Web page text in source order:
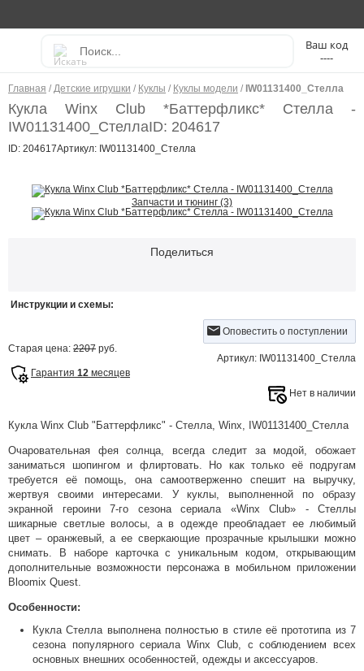
----
Главная / Детские игрушки / Куклы / Куклы модели / IW01131400_Стелла
Кукла Winx Club *Баттерфликс* Стелла -
IW01131400_СтеллаID: 204617
ID: 204617Артикул: IW01131400_Стелла
Запчасти и тюнинг (3)
Поделиться
Инструкции и схемы:
Оповестить о поступлении
Старая цена: 2207 руб.
Артикул: IW01131400_Стелла
Гарантия 12 месяцев
Нет в наличии
Кукла Winx Club "Баттерфликс" - Стелла, Winx, IW01131400_Стелла
Очаровательная фея солнца, всегда следит за модой, обожает
заниматься шопингом и флиртовать. Но как только её подругам
требуется её помощь, она самоотверженно спешит на выручку,
жертвуя своими интересами. У куклы, выполненной по образу
экранной героини 7-го сезона сериала «Winx Club» - Стеллы
шикарные светлые волосы, а в одежде преобладает ее любимый
цвет – оранжевый, а ее сверкающие прозрачные крылышки можно
снимать. В наборе карточка с уникальным кодом, открывающим
дополнительные возможности персонажа в мобильном приложении
Bloomix Quest.
Особенности:
Кукла Стелла выполнена полностью в стиле её прототипа из 7
сезона популярного сериала Winx Club, с соблюдением всех
основных внешних особенностей, одежды и аксессуаров.